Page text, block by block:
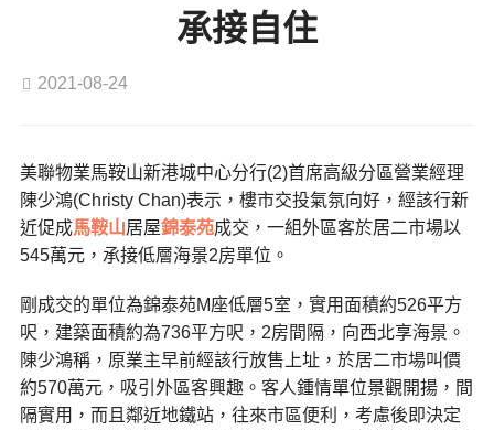
承接自住
2021-08-24
美聯物業馬鞍山新港城中心分行(2)首席高級分區營業經理
陳少鴻(Christy Chan)表示，樓市交投氣氛向好，經該行新
近促成馬鞍山居屋錦泰苑成交，一組外區客於居二市場以
545萬元，承接低層海景2房單位。
剛成交的單位為錦泰苑M座低層5室，實用面積約526平方
呎，建築面積約為736平方呎，2房間隔，向西北享海景。
陳少鴻稱，原業主早前經該行放售上址，於居二市場叫價
約570萬元，吸引外區客興趣。客人鍾情單位景觀開揚，間
隔實用，而且鄰近地鐵站，往來市區便利，考慮後即決定